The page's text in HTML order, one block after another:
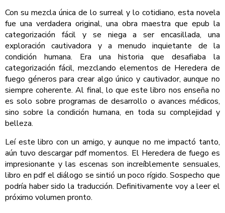
Con su mezcla única de lo surreal y lo cotidiano, esta novela
fue una verdadera original, una obra maestra que epub la
categorización fácil y se niega a ser encasillada, una
exploración cautivadora y a menudo inquietante de la
condición humana. Era una historia que desafiaba la
categorización fácil, mezclando elementos de Heredera de
fuego géneros para crear algo único y cautivador, aunque no
siempre coherente. Al final, lo que este libro nos enseña no
es solo sobre programas de desarrollo o avances médicos,
sino sobre la condición humana, en toda su complejidad y
belleza.
Leí este libro con un amigo, y aunque no me impactó tanto,
aún tuvo descargar pdf momentos. El Heredera de fuego es
impresionante y las escenas son increíblemente sensuales,
libro en pdf el diálogo se sintió un poco rígido. Sospecho que
podría haber sido la traducción. Definitivamente voy a leer el
próximo volumen pronto.